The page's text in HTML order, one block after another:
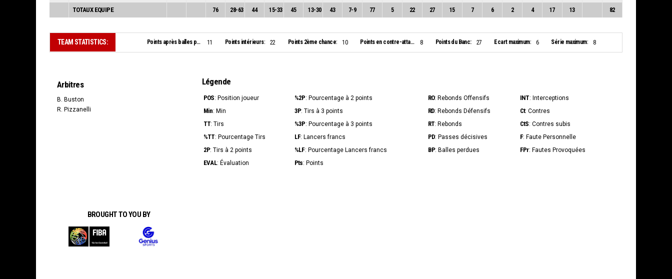
TOTAUX EQUIPE 76 28-63 44 15-33 45 13-30 43 7-9 77 5 22 27 15 7 6 2 4 17 13 82
TEAM STATISTICS: Points après balles perdues: 11 Points intérieurs: 22 Points 2ème chance: 10 Points en contre-attaque: 8 Points du Banc: 27 Ecart maximum: 6 Série maximum: 8
Arbitres
B. Buston
R. Pizzanelli
Légende
POS: Position joueur %2P: Pourcentage à 2 points RO: Rebonds Offensifs INT: Interceptions
Min: Min 3P: Tirs à 3 points RD: Rebonds Défensifs Ct: Contres
TT: Tirs %3P: Pourcentage à 3 points RT: Rebonds CtS: Contres subis
%TT: Pourcentage Tirs LF: Lancers francs PD: Passes décisives F: Faute Personnelle
2P: Tirs à 2 points %LF: Pourcentage Lancers francs BP: Balles perdues FPr: Fautes Provoquées
EVAL: Évaluation Pts: Points
BROUGHT TO YOU BY